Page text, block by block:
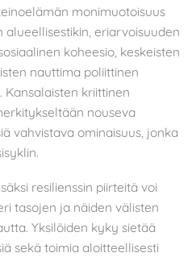
monimuotoisuus
alueellisestikin, eriarvoisuuden
koheesio, keskeisten
nauttima poliittinen
kriittinen
nouseva
vahvistava ominaisuus, jonka
resilienssin piirteitä voi
tasojen ja näiden välisten
Yksilöiden kyky sietää
sekä toimia aloitteellisesti